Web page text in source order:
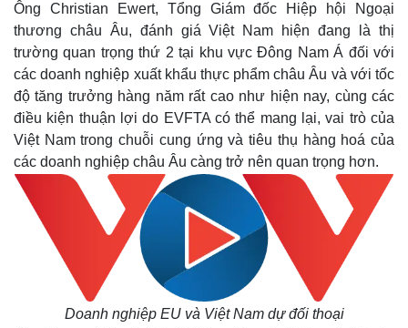
Thế giới
Quan sát
Cuộc sống đó đây
Hồ sơ
Multimedia
Video
Ảnh
E-Magazine
Infographic
Ông Christian Ewert, Tổng Giám đốc Hiệp hội Ngoại
thương châu Âu, đánh giá Việt Nam hiện đang là thị
trường quan trọng thứ 2 tại khu vực Đông Nam Á đối với
các doanh nghiệp xuất khẩu thực phẩm châu Âu và với tốc
độ tăng trưởng hàng năm rất cao như hiện nay, cùng các
điều kiện thuận lợi do EVFTA có thể mang lại, vai trò của
Việt Nam trong chuỗi cung ứng và tiêu thụ hàng hoá của
các doanh nghiệp châu Âu càng trở nên quan trọng hơn.
Doanh nghiệp EU và Việt Nam dự đối thoại